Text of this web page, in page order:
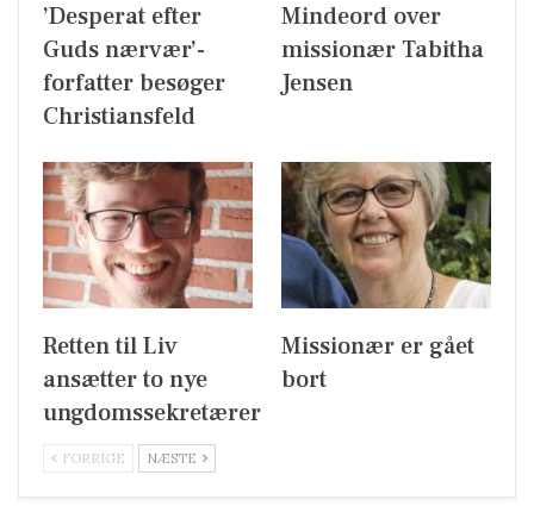
’Desperat efter
Guds nærvær’-
forfatter besøger
Christiansfeld
Mindeord over
missionær Tabitha
Jensen
Retten til Liv
ansætter to nye
ungdomssekretærer
Missionær er gået
bort
FORRIGE NÆSTE